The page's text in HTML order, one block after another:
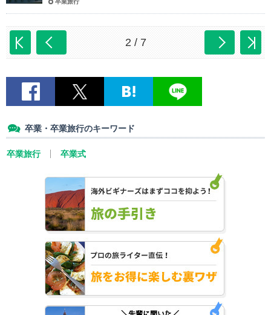
卒業旅行
2 / 7
卒業・卒業旅行のキーワード
卒業旅行 卒業式